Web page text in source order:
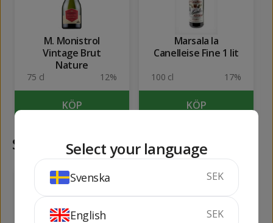
M. Monistrol
Vintage Brut
Nature
75 cl 12%
KÖP
Marsala la
Canelleise Fine 1 lit
100 cl 17%
KÖP
Samma kategori
269kr 199 kr
Select your language
Svenska SEK
English SEK